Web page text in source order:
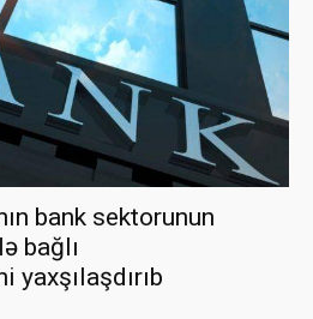
bank sektorunun
bağlı